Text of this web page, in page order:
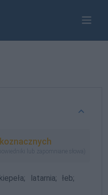
lub zapomniane słowa)
kiepeła; latarnia;
łeb;